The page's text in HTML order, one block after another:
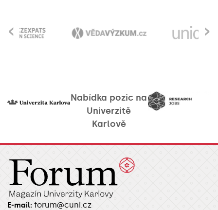
›
‹
Nabídka pozic na
Univerzitě
Karlově
E-mail: forum@cuni.cz